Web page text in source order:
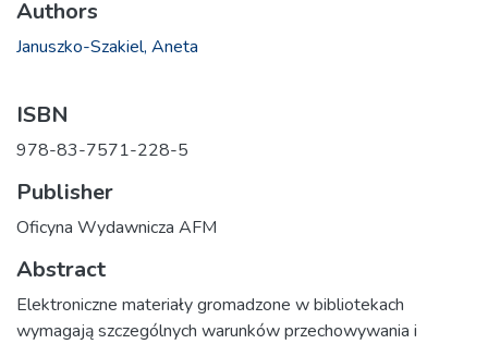
Authors
Januszko-Szakiel, Aneta
ISBN
978-83-7571-228-5
Publisher
Oficyna Wydawnicza AFM
Abstract
Elektroniczne materiały gromadzone w bibliotekach
wymagają szczególnych warunków przechowywania i